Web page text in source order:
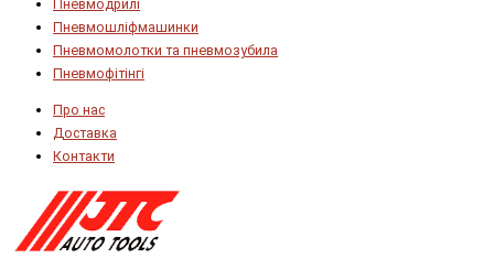
Пневмодрилі
Пневмошліфмашинки
Пневмомолотки та пневмозубила
Пневмофітінгі
Про нас
Доставка
Контакти